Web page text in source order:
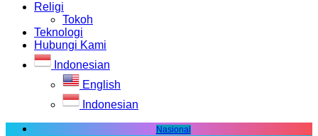
Religi
Tokoh
Teknologi
Hubungi Kami
Indonesian
English
Indonesian
Nasional